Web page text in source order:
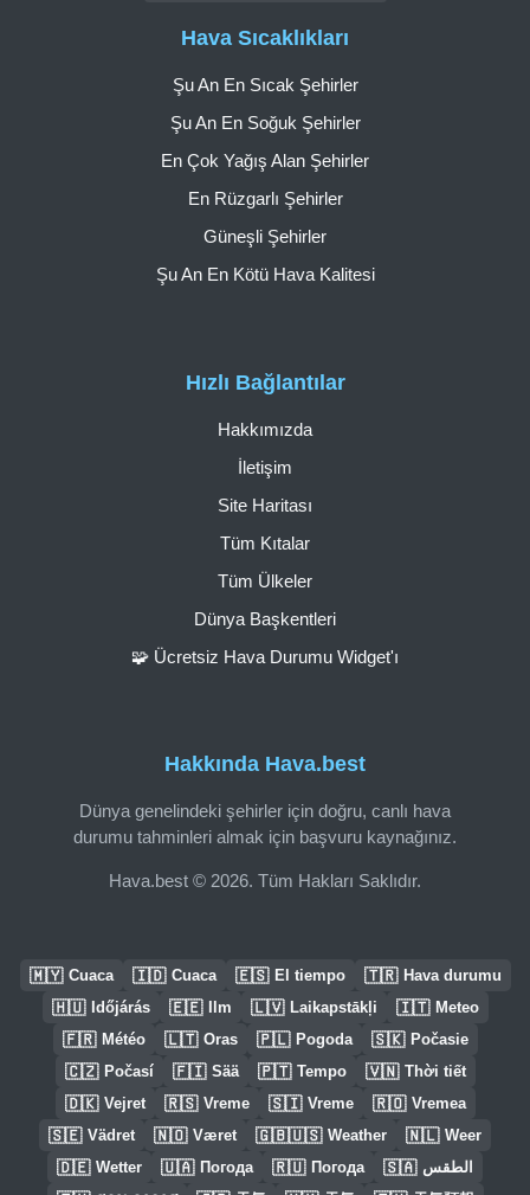
Hakkında Hava.best
Dünya genelindeki şehirler için doğru, canlı hava
durumu tahminleri almak için başvuru kaynağınız.
Hava.best © 2026. Tüm Hakları Saklıdır.
Hızlı Bağlantılar
Hakkımızda
İletişim
Site Haritası
Tüm Kıtalar
Tüm Ülkeler
Dünya Başkentleri
🧩 Ücretsiz Hava Durumu Widget'ı
Hava Sıcaklıkları
Şu An En Sıcak Şehirler
Şu An En Soğuk Şehirler
En Çok Yağış Alan Şehirler
En Rüzgarlı Şehirler
Güneşli Şehirler
Şu An En Kötü Hava Kalitesi
🇲🇾 Cuaca 🇮🇩 Cuaca 🇪🇸 El tiempo 🇹🇷 Hava durumu
🇭🇺 Időjárás 🇪🇪 Ilm 🇱🇻 Laikapstākļi 🇮🇹 Meteo
🇫🇷 Météo 🇱🇹 Oras 🇵🇱 Pogoda 🇸🇰 Počasie
🇨🇿 Počasí 🇫🇮 Sää 🇵🇹 Tempo 🇻🇳 Thời tiết
🇩🇰 Vejret 🇷🇸 Vreme 🇸🇮 Vreme 🇷🇴 Vremea
🇸🇪 Vädret 🇳🇴 Været 🇬🇧🇺🇸 Weather 🇳🇱 Weer
🇩🇪 Wetter 🇺🇦 Погода 🇷🇺 Погода 🇸🇦 الطقس